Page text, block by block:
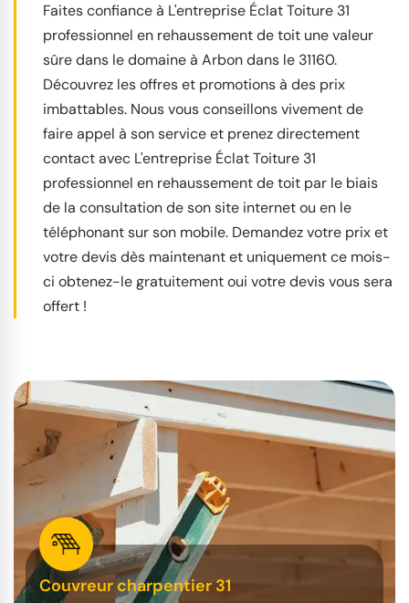
Faites confiance à L'entreprise Éclat Toiture 31
professionnel en rehaussement de toit une valeur
sûre dans le domaine à Arbon dans le 31160.
Découvrez les offres et promotions à des prix
imbattables. Nous vous conseillons vivement de
faire appel à son service et prenez directement
contact avec L'entreprise Éclat Toiture 31
professionnel en rehaussement de toit par le biais
de la consultation de son site internet ou en le
téléphonant sur son mobile. Demandez votre prix et
votre devis dès maintenant et uniquement ce mois-
ci obtenez-le gratuitement oui votre devis vous sera
offert !
Couvreur charpentier 31